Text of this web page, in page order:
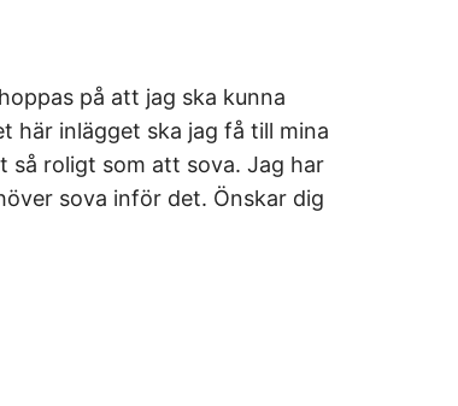
på att jag ska kunna
här inlägget ska jag få till mina
så roligt som att sova. Jag har
sova inför det. Önskar dig